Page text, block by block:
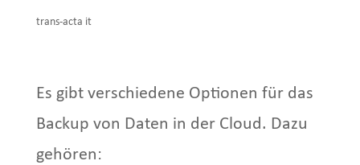
trans-acta it
Es gibt verschiedene Optionen für das
Backup von Daten in der Cloud. Dazu
gehören: